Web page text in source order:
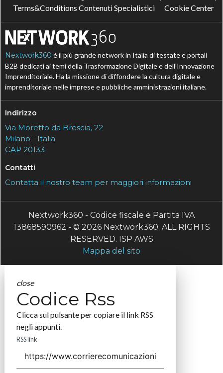
Terms&Conditions Contenuti Specialistici
Cookie Center
Nextwork360 è il più grande network in Italia di testate e portali
B2B dedicati ai temi della Trasformazione Digitale e dell’Innovazione
Imprenditoriale. Ha la missione di diffondere la cultura digitale e
imprenditoriale nelle imprese e pubbliche amministrazioni italiane.
Indirizzo
Via Moretto da Brescia, 22
Milano - Italia
CAP 20133
Contatti
Contatta il nostro team per maggiori informazioni
Nextwork360 - Codice fiscale e Partita IVA
13868590962 - © 2026 Nextwork360. ALL RIGHTS
RESERVED. ISP AWS
Mappa del sito
close
Codice Rss
Clicca sul pulsante per copiare il link RSS
negli appunti.
RSS link